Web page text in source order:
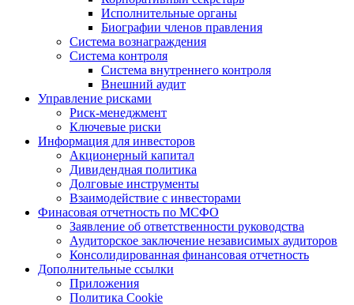
Исполнительные органы
Биографии членов правления
Система вознаграждения
Система контроля
Система внутреннего контроля
Внешний аудит
Управление рисками
Риск-менеджмент
Ключевые риски
Информация для инвесторов
Акционерный капитал
Дивидендная политика
Долговые инструменты
Взаимодействие с инвеcторами
Финасовая отчетность по МСФО
Заявление об ответственности руководства
Аудиторское заключение независимых аудиторов
Консолидированная финансовая отчетность
Дополнительные ссылки
Приложения
Политика Cookie